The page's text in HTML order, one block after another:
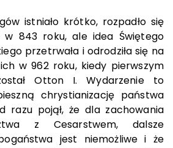
istniało krótko, rozpadło się
843 roku, ale idea Świętego
przetrwała i odrodziła się na
w 962 roku, kiedy pierwszym
Otton I. Wydarzenie to
chrystianizację państwa
razu pojął, że dla zachowania
z Cesarstwem, dalsze
jest niemożliwe i że